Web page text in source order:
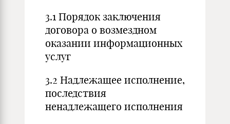
3.1 Порядок заключения
договора о возмездном
оказании информационных
услуг
3.2 Надлежащее исполнение,
последствия
ненадлежащего исполнения